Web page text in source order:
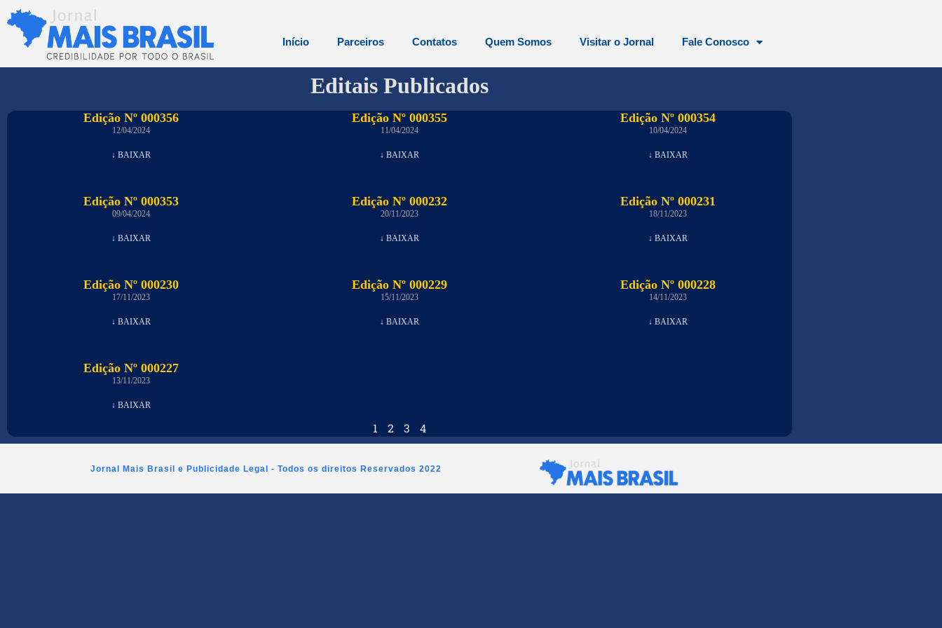
Início Parceiros Contatos Quem Somos Visitar o Jornal Fale Conosco
Editais Publicados
Edição Nº 000356
12/04/2024
↓ BAIXAR
Edição Nº 000355
11/04/2024
↓ BAIXAR
Edição Nº 000354
10/04/2024
↓ BAIXAR
Edição Nº 000353
09/04/2024
↓ BAIXAR
Edição Nº 000232
20/11/2023
↓ BAIXAR
Edição Nº 000231
18/11/2023
↓ BAIXAR
Edição Nº 000230
17/11/2023
↓ BAIXAR
Edição Nº 000229
15/11/2023
↓ BAIXAR
Edição Nº 000228
14/11/2023
↓ BAIXAR
Edição Nº 000227
13/11/2023
↓ BAIXAR
1 2 3 4
Jornal Mais Brasil e Publicidade Legal - Todos os direitos Reservados 2022